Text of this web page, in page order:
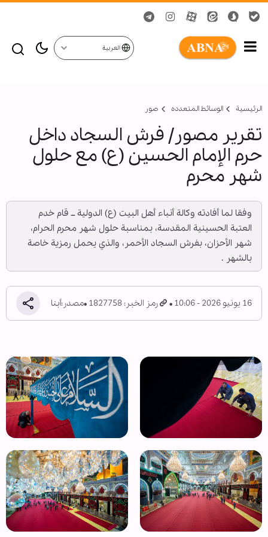
العربية
الرئيسية الوسائط المتعدده صور
تقرير مصور/ فرش السجاد داخل
حرم الإمام الحسين (ع) مع حلول
شهر محرم
وفقا لما أفادته وكالة أنباء أهل البيت (ع) الدولية ــ قام خدم
العتبة الحسينية المقدسة، بمناسبة حلول شهر محرم الحرام،
شهر الأحزان، بفرش السجاد الأحمر، والذي يحمل رمزية خاصة
بالشهر .
16 يونيو 2026 - 10:06 رمز الخبر: 1827758 مصدر:أبنا